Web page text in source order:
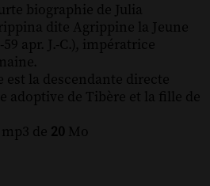
biographie de Julia
dite Agrippine la Jeune
59 apr. J.-C.), impératrice
est la descendante directe
adoptive de Tibère et la fille de
de 20 Mo